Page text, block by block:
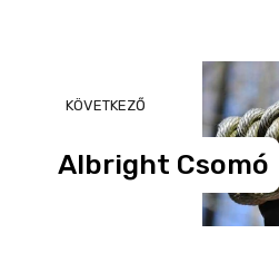
KÖVETKEZŐ
Albright Csomó